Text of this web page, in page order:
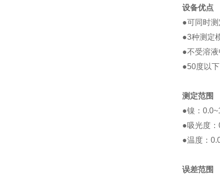
设备优点
●可同时
●3种测定
●不受溶
●50度以
测定范围
●镍：
●吸光度：
●温度：
误差范围